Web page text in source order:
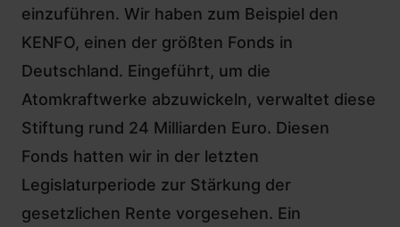
einzuführen. Wir haben zum Beispiel den
KENFO, einen der größten Fonds in
Deutschland. Eingeführt, um die
Atomkraftwerke abzuwickeln, verwaltet diese
Stiftung rund 24 Milliarden Euro. Diesen
Fonds hatten wir in der letzten
Legislaturperiode zur Stärkung der
gesetzlichen Rente vorgesehen. Ein